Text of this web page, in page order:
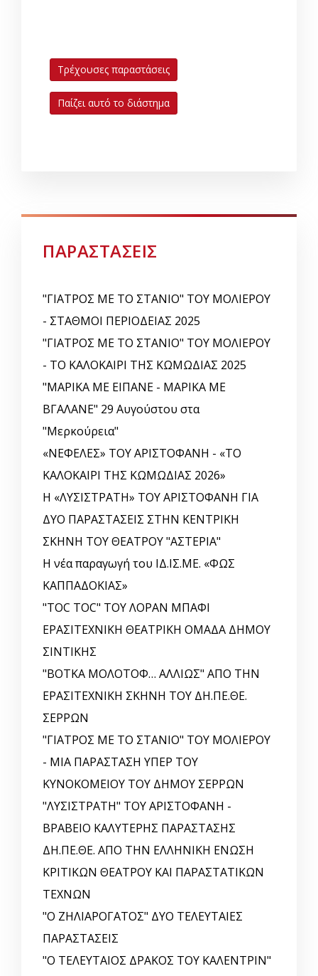
Τρέχουσες παραστάσεις
Παίζει αυτό το διάστημα
ΠΑΡΑΣΤΑΣΕΙΣ
"ΓΙΑΤΡΟΣ ΜΕ ΤΟ ΣΤΑΝΙΟ" ΤΟΥ ΜΟΛΙΕΡΟΥ
- ΣΤΑΘΜΟΙ ΠΕΡΙΟΔΕΙΑΣ 2025
"ΓΙΑΤΡΟΣ ΜΕ ΤΟ ΣΤΑΝΙΟ" ΤΟΥ ΜΟΛΙΕΡΟΥ
- ΤΟ ΚΑΛΟΚΑΙΡΙ ΤΗΣ ΚΩΜΩΔΙΑΣ 2025
"ΜΑΡΙΚΑ ΜΕ ΕΙΠΑΝΕ - ΜΑΡΙΚΑ ΜΕ
ΒΓΑΛΑΝΕ" 29 Αυγούστου στα
"Μερκούρεια"
«ΝΕΦΕΛΕΣ» ΤΟΥ ΑΡΙΣΤΟΦΑΝΗ - «ΤΟ
ΚΑΛΟΚΑΙΡΙ ΤΗΣ ΚΩΜΩΔΙΑΣ 2026»
Η «ΛΥΣΙΣΤΡΑΤΗ» ΤΟΥ ΑΡΙΣΤΟΦΑΝΗ ΓΙΑ
ΔΥΟ ΠΑΡΑΣΤΑΣΕΙΣ ΣΤΗΝ ΚΕΝΤΡΙΚΗ
ΣΚΗΝΗ ΤΟΥ ΘΕΑΤΡΟΥ "ΑΣΤΕΡΙΑ"
Η νέα παραγωγή του ΙΔ.ΙΣ.ΜΕ. «ΦΩΣ
ΚΑΠΠΑΔΟΚΙΑΣ»
"TOC TOC" ΤΟΥ ΛΟΡΑΝ ΜΠΑΦΙ
ΕΡΑΣΙΤΕΧΝΙΚΗ ΘΕΑΤΡΙΚΗ ΟΜΑΔΑ ΔΗΜΟΥ
ΣΙΝΤΙΚΗΣ
"ΒΟΤΚΑ ΜΟΛΟΤΟΦ… ΑΛΛΙΩΣ" ΑΠΟ ΤΗΝ
ΕΡΑΣΙΤΕΧΝΙΚΗ ΣΚΗΝΗ ΤΟΥ ΔΗ.ΠΕ.ΘΕ.
ΣΕΡΡΩΝ
"ΓΙΑΤΡΟΣ ΜΕ ΤΟ ΣΤΑΝΙΟ" ΤΟΥ ΜΟΛΙΕΡΟΥ
- ΜΙΑ ΠΑΡΑΣΤΑΣΗ ΥΠΕΡ ΤΟΥ
ΚΥΝΟΚΟΜΕΙΟΥ ΤΟΥ ΔΗΜΟΥ ΣΕΡΡΩΝ
"ΛΥΣΙΣΤΡΑΤΗ" ΤΟΥ ΑΡΙΣΤΟΦΑΝΗ -
ΒΡΑΒΕΙΟ ΚΑΛΥΤΕΡΗΣ ΠΑΡΑΣΤΑΣΗΣ
ΔΗ.ΠΕ.ΘΕ. ΑΠΟ ΤΗΝ ΕΛΛΗΝΙΚΗ EΝΩΣΗ
ΚΡΙΤΙΚΩΝ ΘΕΑΤΡΟΥ ΚΑΙ ΠΑΡΑΣΤΑΤΙΚΩΝ
ΤΕΧΝΩΝ
"Ο ΖΗΛΙΑΡΟΓΑΤΟΣ" ΔΥΟ ΤΕΛΕΥΤΑΙΕΣ
ΠΑΡΑΣΤΑΣΕΙΣ
"Ο ΤΕΛΕΥΤΑΙΟΣ ΔΡΑΚΟΣ ΤΟΥ ΚΑΛΕΝΤΡΙΝ"